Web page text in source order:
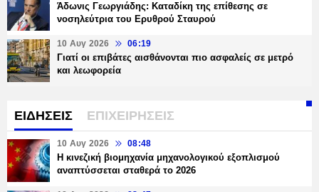
Άδωνις Γεωργιάδης: Καταδίκη της επίθεσης σε
νοσηλεύτρια του Ερυθρού Σταυρού
10 Αυγ 2026 06:19
Γιατί οι επιβάτες αισθάνονται πιο ασφαλείς σε μετρό
και λεωφορεία
ΕΙΔΗΣΕΙΣ ΕΠΙΧΕΙΡΗΣΕΙΣ
10 Αυγ 2026 08:48
Η κινεζική βιομηχανία μηχανολογικού εξοπλισμού
αναπτύσσεται σταθερά το 2026